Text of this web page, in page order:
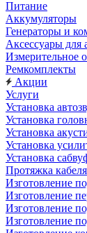
Питание
Аккумуляторы
Генераторы и
Аксессуары для
Измерительное
Ремкомплекты
Акции
Услуги
Установка
Установка
Установка
Установка
Установка
Протяжка кабеля
Изготовление
Изготовление
Изготовление
Изготовление